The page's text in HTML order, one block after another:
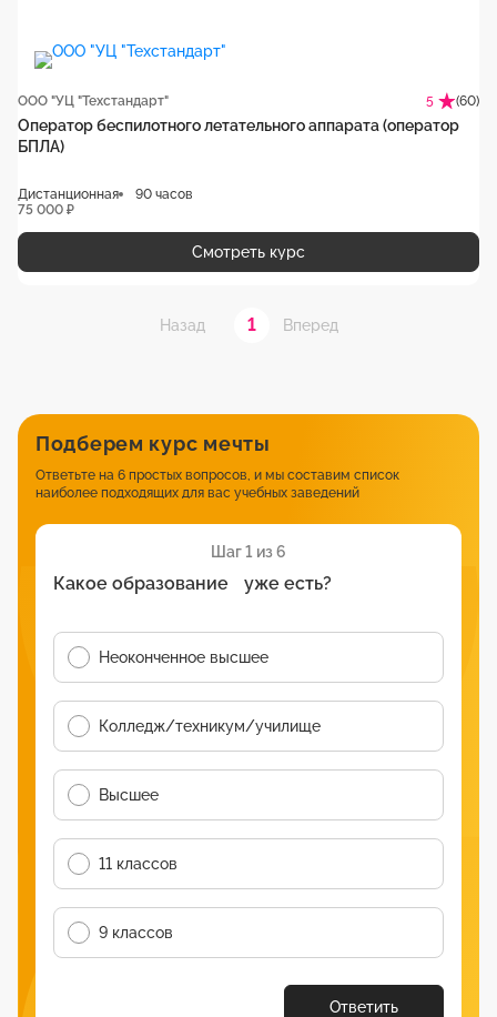
ООО "УЦ "Техстандарт" 5 (60)
Оператор беспилотного летательного аппарата (оператор
БПЛА)
Дистанционная
90 часов
75 000 ₽
Смотреть курс
Назад 1 Вперед
Подберем курс мечты
Ответьте на 6 простых вопросов, и мы составим список
наиболее подходящих для вас учебных заведений
Шаг 1 из 6
Какое образование уже есть?
Неоконченное высшее
Колледж/техникум/училище
Высшее
11 классов
9 классов
Ответить